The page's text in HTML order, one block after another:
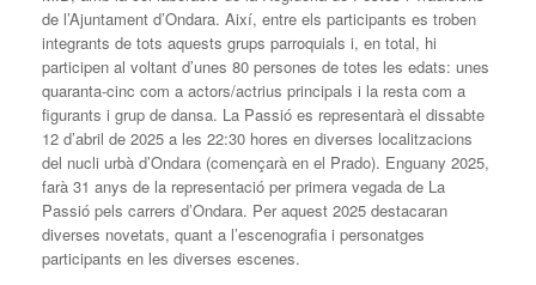
de l’Ajuntament d’Ondara. Així, entre els participants es troben
integrants de tots aquests grups parroquials i, en total, hi
participen al voltant d’unes 80 persones de totes les edats: unes
quaranta-cinc com a actors/actrius principals i la resta com a
figurants i grup de dansa. La Passió es representarà el dissabte
12 d’abril de 2025 a les 22:30 hores en diverses localitzacions
del nucli urbà d’Ondara (començarà en el Prado). Enguany 2025,
farà 31 anys de la representació per primera vegada de La
Passió pels carrers d’Ondara. Per aquest 2025 destacaran
diverses novetats, quant a l’escenografia i personatges
participants en les diverses escenes.